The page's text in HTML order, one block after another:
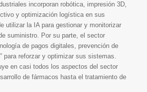
incorporan robótica, impresión 3D,
y optimización logística en sus
utilizar la IA para gestionar y monitorizar
suministro. Por su parte, el sector
de pagos digitales, prevención de
para reforzar y optimizar sus sistemas.
en casi todos los aspectos del sector
de fármacos hasta el tratamiento de